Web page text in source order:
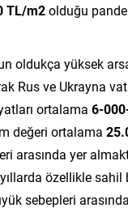
TL/m2olduğu
oldukça yüksek
Rus ve Ukrayna
ortalama 6-
değeri ortalama
arasında yer
özellikle
sebepleri